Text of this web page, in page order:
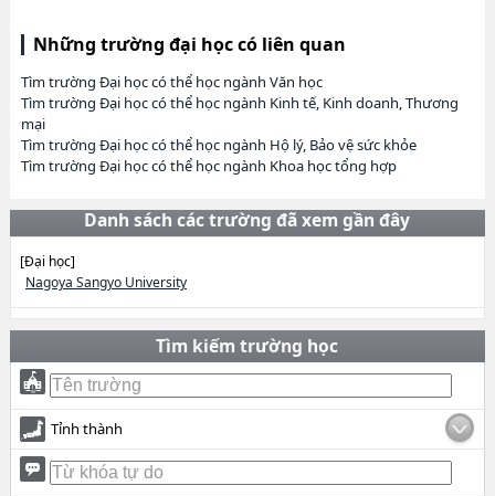
Những trường đại học có liên quan
Tìm trường Đại học có thể học ngành Văn học
Tìm trường Đại học có thể học ngành Kinh tế, Kinh doanh, Thương
mại
Tìm trường Đại học có thể học ngành Hộ lý, Bảo vệ sức khỏe
Tìm trường Đại học có thể học ngành Khoa học tổng hợp
Danh sách các trường đã xem gần đây
[Đại học]
Nagoya Sangyo University
Tìm kiếm trường học
Tỉnh thành